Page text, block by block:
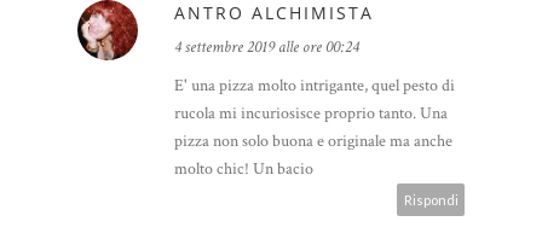
ANTRO ALCHIMISTA
4 settembre 2019 alle ore 00:24
E' una pizza molto intrigante, quel pesto di
rucola mi incuriosisce proprio tanto. Una
pizza non solo buona e originale ma anche
molto chic! Un bacio
Rispondi